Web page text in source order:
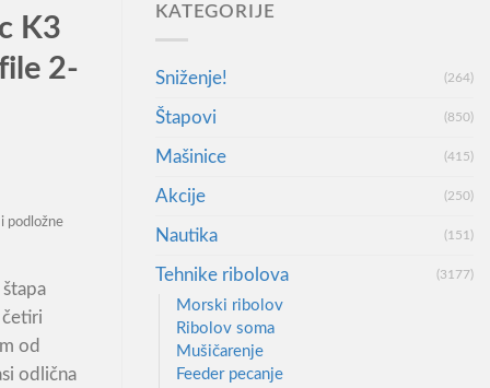
K3
2-
podložne
od
odlična
KATEGORIJE
Sniženje! (264)
Štapovi (850)
Mašinice (415)
Akcije (250)
Nautika (151)
Tehnike ribolova (3177)
Morski ribolov
Ribolov soma
Mušičarenje
Feeder pecanje